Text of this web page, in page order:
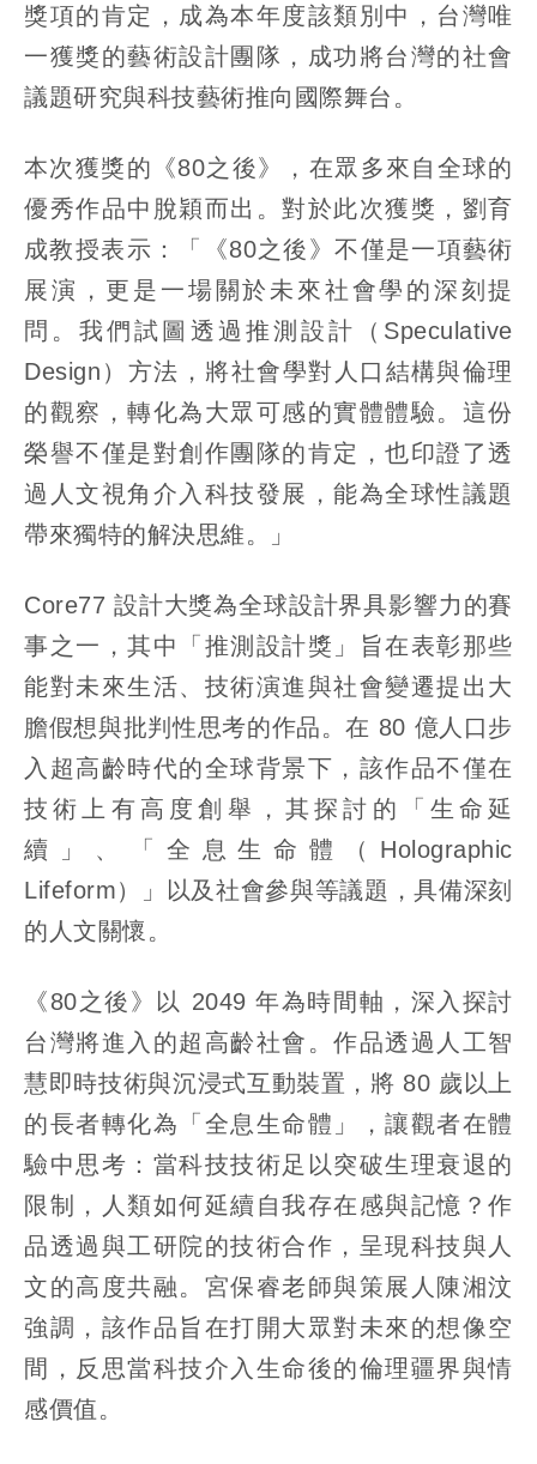
獎項的肯定，成為本年度該類別中，台灣唯
一獲獎的藝術設計團隊，成功將台灣的社會
議題研究與科技藝術推向國際舞台。
本次獲獎的《80之後》，在眾多來自全球的
優秀作品中脫穎而出。對於此次獲獎，劉育
成教授表示：「《80之後》不僅是一項藝術
展演，更是一場關於未來社會學的深刻提
問。我們試圖透過推測設計（Speculative
Design）方法，將社會學對人口結構與倫理
的觀察，轉化為大眾可感的實體體驗。這份
榮譽不僅是對創作團隊的肯定，也印證了透
過人文視角介入科技發展，能為全球性議題
帶來獨特的解決思維。」
Core77 設計大獎為全球設計界具影響力的賽
事之一，其中「推測設計獎」旨在表彰那些
能對未來生活、技術演進與社會變遷提出大
膽假想與批判性思考的作品。在 80 億人口步
入超高齡時代的全球背景下，該作品不僅在
技術上有高度創舉，其探討的「生命延
續」、「全息生命體（Holographic
Lifeform）」以及社會參與等議題，具備深刻
的人文關懷。
《80之後》以 2049 年為時間軸，深入探討
台灣將進入的超高齡社會。作品透過人工智
慧即時技術與沉浸式互動裝置，將 80 歲以上
的長者轉化為「全息生命體」，讓觀者在體
驗中思考：當科技技術足以突破生理衰退的
限制，人類如何延續自我存在感與記憶？作
品透過與工研院的技術合作，呈現科技與人
文的高度共融。宮保睿老師與策展人陳湘汶
強調，該作品旨在打開大眾對未來的想像空
間，反思當科技介入生命後的倫理疆界與情
感價值。